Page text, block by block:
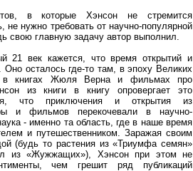
в которые Хэнсон не стремится
не нужно требовать от научно-популярной
свою главную задачу автор выполнил.
21 век кажется, что время открытий и
осталось где-то там, в эпоху Великих
в книгах Жюля Верна и фильмах про
из книги в книгу опровергает это
что приключения и открытия из
и фильмов перекочевали в научно-
- именно та область, где в наше время
и путешественником. Заражая своим
(будь то растения из «Триумфа семян»
из «Жужжащих»), Хэнсон при этом не
чем грешит ряд публикаций